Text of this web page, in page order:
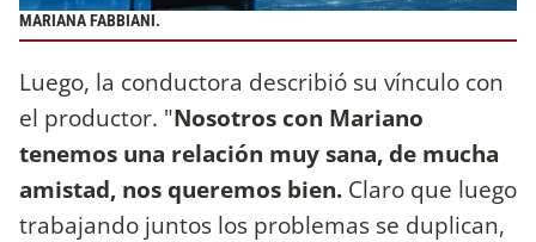
MARIANA FABBIANI.
Luego, la conductora describió su vínculo con
el productor. "Nosotros con Mariano
tenemos una relación muy sana, de mucha
amistad, nos queremos bien. Claro que luego
trabajando juntos los problemas se duplican,